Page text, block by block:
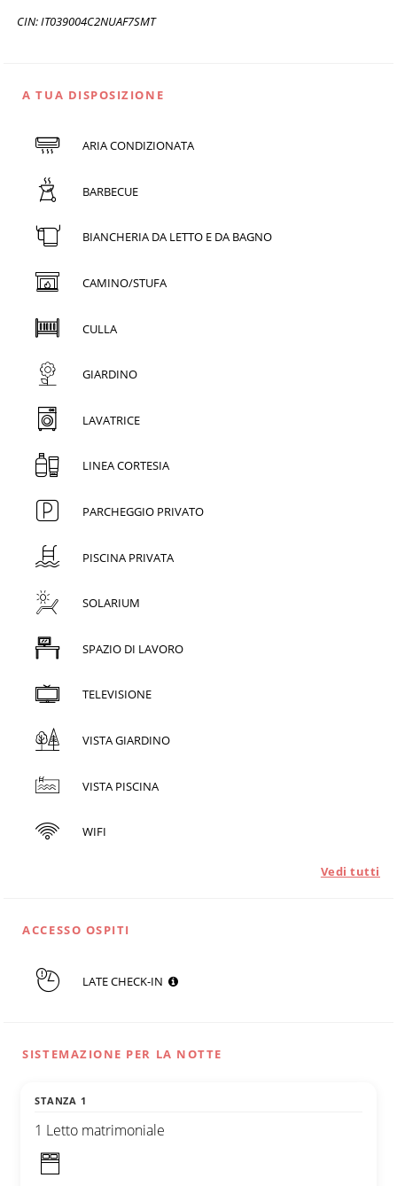
CIN: IT039004C2NUAF7SMT
A TUA DISPOSIZIONE
ARIA CONDIZIONATA
BARBECUE
BIANCHERIA DA LETTO E DA BAGNO
CAMINO/STUFA
CULLA
GIARDINO
LAVATRICE
LINEA CORTESIA
PARCHEGGIO PRIVATO
PISCINA PRIVATA
SOLARIUM
SPAZIO DI LAVORO
TELEVISIONE
VISTA GIARDINO
VISTA PISCINA
WIFI
Vedi tutti
ACCESSO OSPITI
LATE CHECK-IN
SISTEMAZIONE PER LA NOTTE
STANZA 1
1 Letto matrimoniale